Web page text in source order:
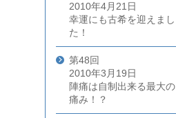
2010年4月21日
幸運にも古希を迎えまし
た！
第48回
2010年3月19日
陣痛は自制出来る最大の
痛み！？